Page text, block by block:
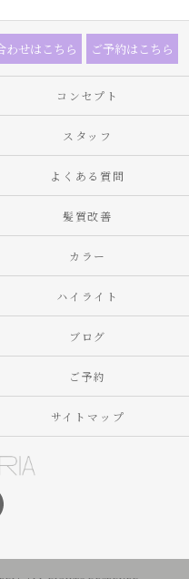
わせはこちら ご予約はこちら
コンセプト
スタッフ
よくある質問
髪質改善
カラー
ハイライト
ブログ
ご予約
サイトマップ